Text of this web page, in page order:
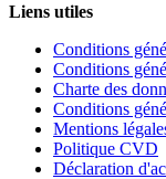
Liens utiles
Conditions
Conditions
Charte des
Conditions
Mentions
Politique CVD
Déclaration